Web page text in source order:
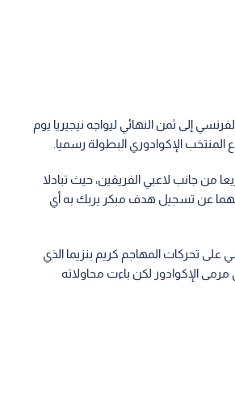
إلى ثمن النهائي ليواجه نيجيريا يوم
المنتخب الإكوادوري البطولة رسميا.
من جانب لاعبي الفريقين، حيث تبادلا
عن تسجيل هدف مبكر يربك به أي
على تحركات المهاجم كريم بنزيما الذي
الإكوادور لكن باءت محاولاته